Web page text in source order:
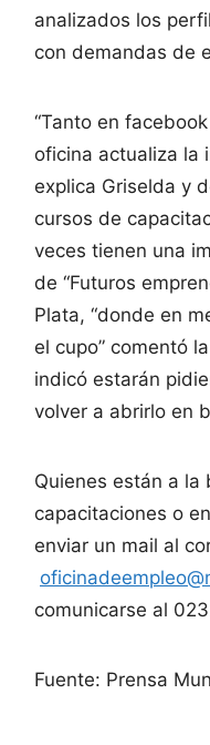
analizados los
con demandas de
“Tanto en
oficina actualiza la
explica Griselda y
cursos de
veces tienen una
de “Futuros
Plata, “donde en
el cupo” comentó
indicó estarán
volver a abrirlo en
Quienes están a la
capacitaciones o
enviar un mail al
comunicarse al
Fuente: Prensa